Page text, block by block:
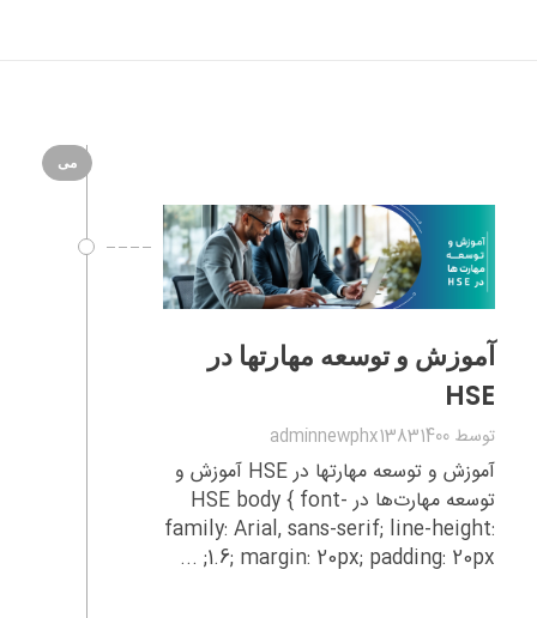
می
آموزش و توسعه مهارتها در
HSE
توسط adminnewphx13831400
آموزش و توسعه مهارتها در HSE آموزش و
توسعه مهارت‌ها در HSE body { font-
family: Arial, sans-serif; line-height:
1.6; margin: 20px; padding: 20px; ...